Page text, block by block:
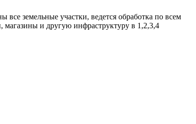
все земельные участки, ведется обработка по всем
магазины и другую инфраструктуру в 1,2,3,4